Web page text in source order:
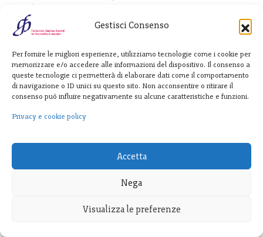
Gestisci Consenso
Per fornire le migliori esperienze, utilizziamo tecnologie come i cookie per
memorizzare e/o accedere alle informazioni del dispositivo. Il consenso a
queste tecnologie ci permetterà di elaborare dati come il comportamento
di navigazione o ID unici su questo sito. Non acconsentire o ritirare il
consenso può influire negativamente su alcune caratteristiche e funzioni.
Privacy e cookie policy
Accetta
Nega
Visualizza le preferenze
unaleadership
tra le ricerche innovative,
risultati delle nostre ricerche, di avere
offerto la possibilità di venire da noi a
vedere che cosa stavamo facendo.
atteggiamento di grande trasparenza; molti
sono venuti da noi nel corso degli anni, non
abbiamo mai tentato la strada di tenere
segrete le nostre tecniche…